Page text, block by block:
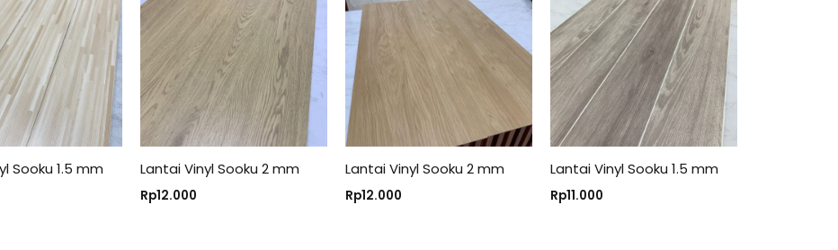
Sooku 1.5 mm Lantai Vinyl Sooku 2 mm
Rp12.000
Lantai Vinyl Sooku 2 mm
Rp12.000
Lantai Vinyl Sooku 1.5 mm
Rp11.000